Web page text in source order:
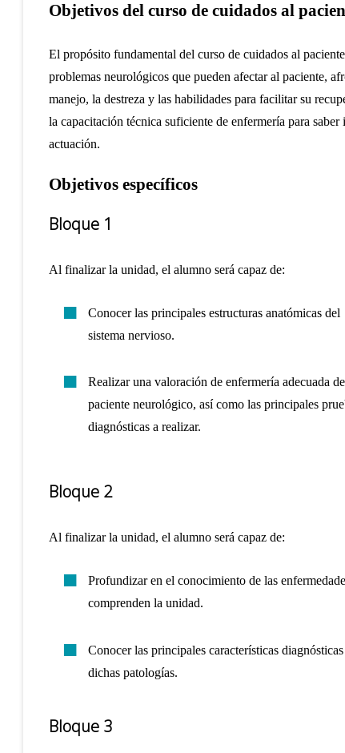
Objetivos del curso de cuidados al
El propósito fundamental del curso de cuidados al
problemas neurológicos que pueden afectar al paciente,
manejo, la destreza y las habilidades para facilitar su
la capacitación técnica suficiente de enfermería para
actuación.
Objetivos específicos
Bloque 1
Al finalizar la unidad, el alumno será capaz de:
Conocer las principales estructuras anatómicas del
sistema nervioso.
Realizar una valoración de enfermería adecuada
paciente neurológico, así como las principales
diagnósticas a realizar.
Bloque 2
Al finalizar la unidad, el alumno será capaz de:
Profundizar en el conocimiento de las
comprenden la unidad.
Conocer las principales características
dichas patologías.
Bloque 3